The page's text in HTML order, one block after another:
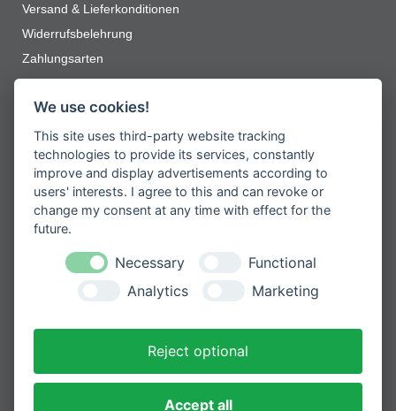
Versand & Lieferkonditionen
Widerrufsbelehrung
Zahlungsarten
Jetzt zum Newsletter anmelden
Erhalten Sie spannende Angebote und
neueste Informationen zu unseren
Produkten
Please
field
Mit der Anmeldung zum Newsletter
stimmen Sie zu, dass wir Ihre
Informationen im Rahmen unserer
We use cookies!
This site uses third-party website tracking
technologies to provide its services, constantly
improve and display advertisements according to
users' interests. I agree to this and can revoke or
change my consent at any time with effect for the
future.
Necessary
Functional
Analytics
Marketing
Reject optional
Accept all